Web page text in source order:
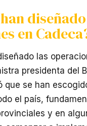
en
las
presidenta del
que se han
el país,
y en